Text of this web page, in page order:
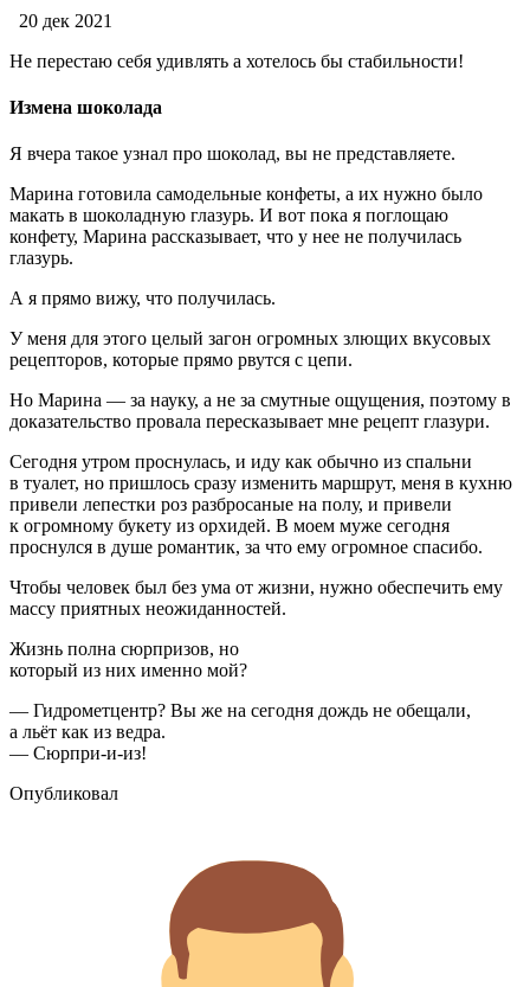
20 дек 2021
Не перестаю себя удивлять а хотелось бы стабильности!
Измена шоколада
Я вчера такое узнал про шоколад, вы не представляете.
Марина готовила самодельные конфеты, а их нужно было
макать в шоколадную глазурь. И вот пока я поглощаю
конфету, Марина рассказывает, что у нее не получилась
глазурь.
А я прямо вижу, что получилась.
У меня для этого целый загон огромных злющих вкусовых
рецепторов, которые прямо рвутся с цепи.
Но Марина — за науку, а не за смутные ощущения, поэтому в
доказательство провала пересказывает мне рецепт глазури.
Сегодня утром проснулась, и иду как обычно из спальни
в туалет, но пришлось сразу изменить маршрут, меня в кухню
привели лепестки роз разбросаные на полу, и привели
к огромному букету из орхидей. В моем муже сегодня
проснулся в душе романтик, за что ему огромное спасибо.
Чтобы человек был без ума от жизни, нужно обеспечить ему
массу приятных неожиданностей.
Жизнь полна сюрпризов, но
который из них именно мой?
— Гидрометцентр? Вы же на сегодня дождь не обещали,
а льёт как из ведра.
— Сюрпри-и-из!
Опубликовал